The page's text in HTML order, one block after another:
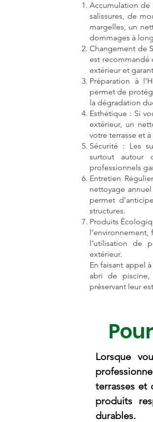
Accumulation de
salissures, de
margelles, un
dommages à
Changement de
est recommandé
extérieur et
Préparation à
permet de
la dégradation
Esthétique : Si
extérieur, un
votre terrasse et
Sécurité : Les
surtout autour
professionnels
Entretien
nettoyage
permet
structures.
Produits
l’utilisation de
extérieur.
En faisant appel
abri de
préservant leur
Lorsque
terrasses et
produits
durables.